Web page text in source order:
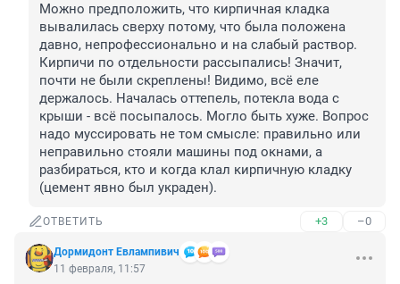
Можно предположить, что кирпичная кладка
вывалилась сверху потому, что была положена
давно, непрофессионально и на слабый раствор.
Кирпичи по отдельности рассыпались! Значит,
почти не были скреплены! Видимо, всё еле
держалось. Началась оттепель, потекла вода с
крыши - всё посыпалось. Могло быть хуже. Вопрос
надо муссировать не том смысле: правильно или
неправильно стояли машины под окнами, а
разбираться, кто и когда клал кирпичную кладку
(цемент явно был украден).
ОТВЕТИТЬ +3 –0
Дормидонт Евлампивич
11 февраля, 11:57